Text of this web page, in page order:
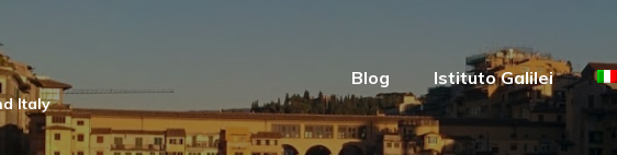
Blog Istituto Galilei